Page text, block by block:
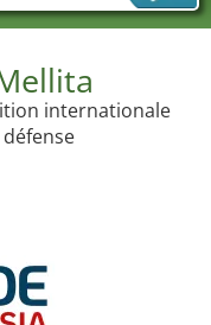
internationale
Secteurs de foire